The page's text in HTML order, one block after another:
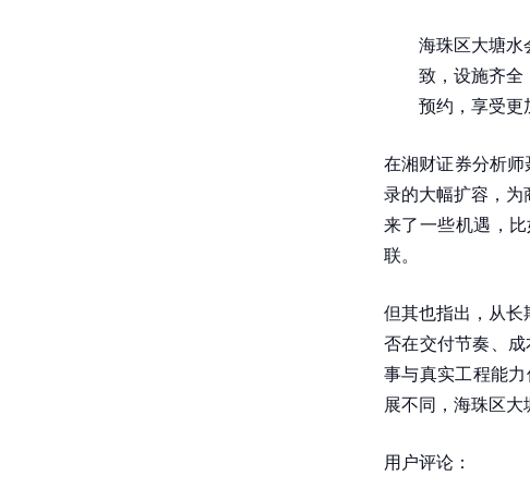
海珠区大塘水
致，设施齐全
预约，享受更
在湘财证券分析师
录的大幅扩容，
来了一些机遇，
联。
但其也指出，从
否在交付节奏、
事与真实工程能
展不同，海珠区大
用户评论：